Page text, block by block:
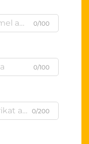
0/100
0/100
0/200